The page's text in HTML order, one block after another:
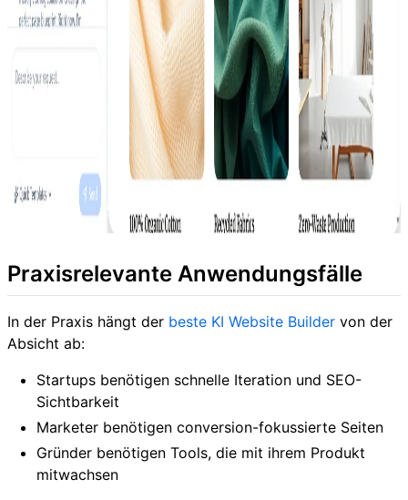
Praxisrelevante Anwendungsfälle
In der Praxis hängt der beste KI Website Builder von der
Absicht ab:
Startups benötigen schnelle Iteration und SEO-
Sichtbarkeit
Marketer benötigen conversion-fokussierte Seiten
Gründer benötigen Tools, die mit ihrem Produkt
mitwachsen